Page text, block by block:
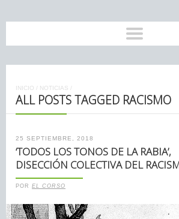
INICIO / NOTICIAS /
ALL POSTS TAGGED RACISMO
25 SEPTIEMBRE, 2018
‘TODOS LOS TONOS DE LA RABIA’,
DISECCIÓN COLECTIVA DEL
POR EL CORSO